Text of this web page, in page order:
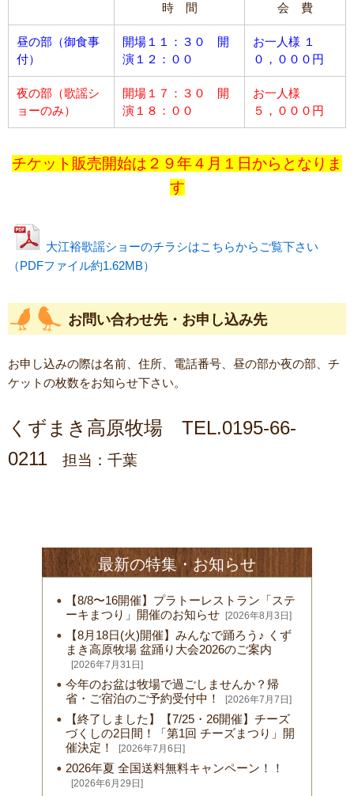
時 間 会 費
昼の部（御食事
付）
開場１１：３０ 開
演１２：００
お一人様 １
０，０００円
夜の部（歌謡シ
ョーのみ）
開場１７：３０ 開
演１８：００
お一人様
５，０００円
チケット販売開始は２９年４月１日からとなりま
す
大江裕歌謡ショーのチラシはこちらからご覧下さい
（PDFファイル約1.62MB）
お問い合わせ先・お申し込み先
お申し込みの際は名前、住所、電話番号、昼の部か夜の部、チ
ケットの枚数をお知らせ下さい。
くずまき高原牧場 TEL.0195-66-
0211 担当：千葉
最新の特集・お知らせ
【8/8〜16開催】プラトーレストラン「ステ
ーキまつり」開催のお知らせ
[2026年8月3日]
【8月18日(火)開催】みんなで踊ろう♪ くず
まき高原牧場 盆踊り大会2026のご案内
[2026年7月31日]
今年のお盆は牧場で過ごしませんか？帰
省・ご宿泊のご予約受付中！
[2026年7月7日]
【終了しました】【7/25・26開催】チーズ
づくしの2日間！「第1回 チーズまつり」開
催決定！
[2026年7月6日]
2026年夏 全国送料無料キャンペーン！！
[2026年6月29日]